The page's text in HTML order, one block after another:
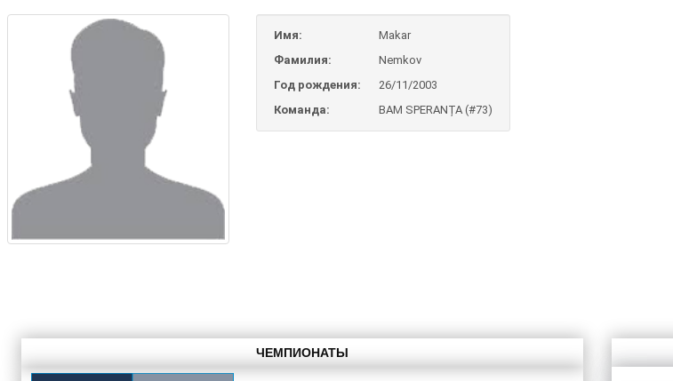
Имя:
Makar
Фамилия:
Nemkov
Год рождения:
26/11/2003
Команда:
BAM SPERANȚA (#73)
ЧЕМПИОНАТЫ